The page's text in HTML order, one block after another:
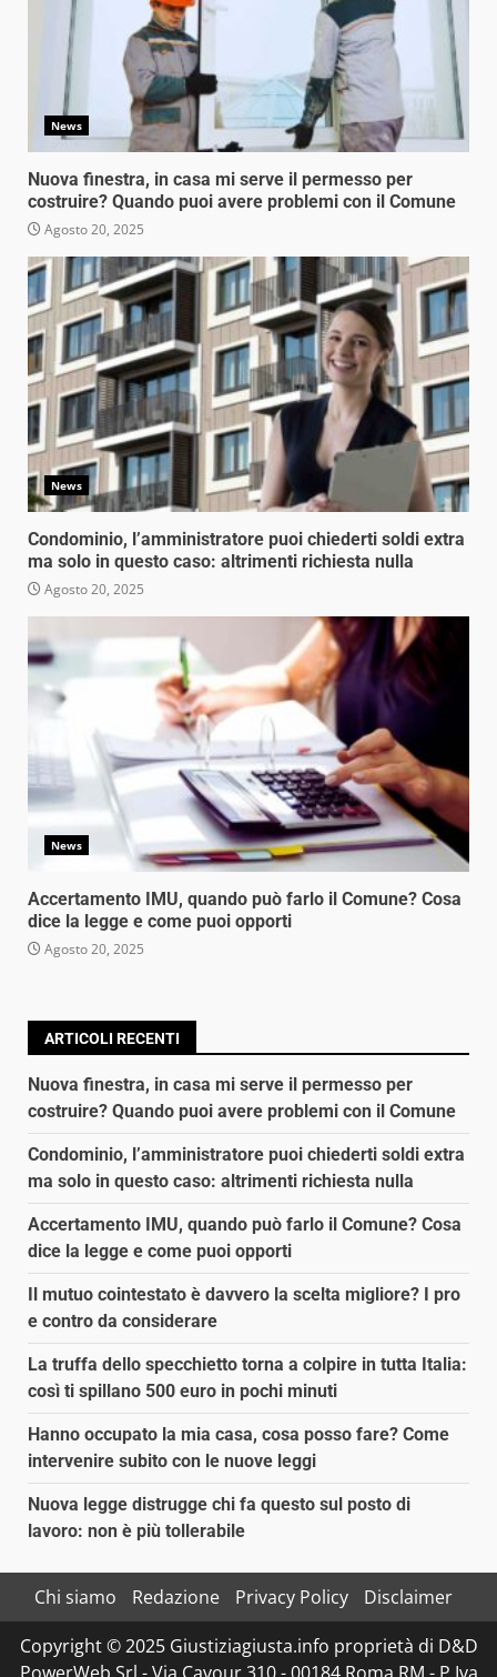
News
Nuova finestra, in casa mi serve il permesso per
costruire? Quando puoi avere problemi con il Comune
Agosto 20, 2025
News
Condominio, l’amministratore puoi chiederti soldi extra
ma solo in questo caso: altrimenti richiesta nulla
Agosto 20, 2025
News
Accertamento IMU, quando può farlo il Comune? Cosa
dice la legge e come puoi opporti
Agosto 20, 2025
ARTICOLI RECENTI
Nuova finestra, in casa mi serve il permesso per
costruire? Quando puoi avere problemi con il Comune
Condominio, l’amministratore puoi chiederti soldi extra
ma solo in questo caso: altrimenti richiesta nulla
Accertamento IMU, quando può farlo il Comune? Cosa
dice la legge e come puoi opporti
Il mutuo cointestato è davvero la scelta migliore? I pro
e contro da considerare
La truffa dello specchietto torna a colpire in tutta Italia:
così ti spillano 500 euro in pochi minuti
Hanno occupato la mia casa, cosa posso fare? Come
intervenire subito con le nuove leggi
Nuova legge distrugge chi fa questo sul posto di
lavoro: non è più tollerabile
Chi siamo Redazione Privacy Policy
Disclaimer
Copyright © 2025 Giustiziagiusta.info proprietà di D&D